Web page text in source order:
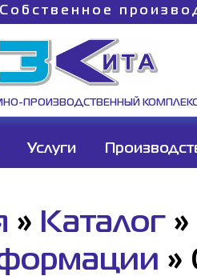
Собственное
ПРОИЗВОДСТВЕННЫЙ
Услуги
» Каталог »
»